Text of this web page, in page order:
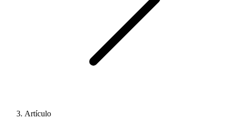
Artículo